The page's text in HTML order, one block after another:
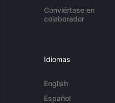
Conviértase en
colaborador
Idiomas
English
Español